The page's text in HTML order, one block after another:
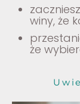
winy, że
że